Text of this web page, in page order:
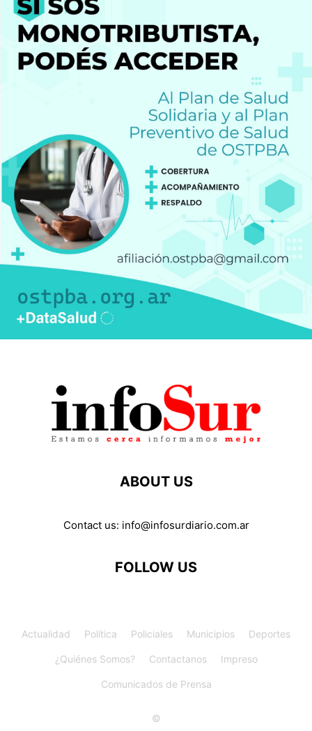
ABOUT US
Contact us: info@infosurdiario.com.ar
FOLLOW US
Actualidad Política Policiales Municipios Deportes
¿Quiénes Somos? Contactanos Impreso
Comunicados de Prensa
©